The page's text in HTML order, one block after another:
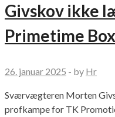
Givskov ikke
Primetime
26. januar 2025 - by Hr
Sværvægteren Morten
profkampe for TK